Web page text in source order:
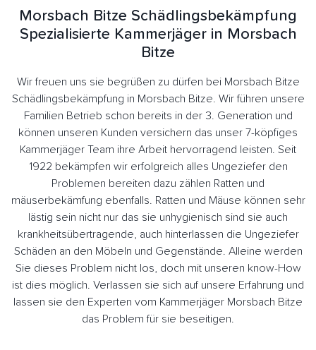
Morsbach Bitze Schädlingsbekämpfung
Spezialisierte Kammerjäger in Morsbach
Bitze
Wir freuen uns sie begrüßen zu dürfen bei Morsbach Bitze
Schädlingsbekämpfung in Morsbach Bitze. Wir führen unsere
Familien Betrieb schon bereits in der 3. Generation und
können unseren Kunden versichern das unser 7-köpfiges
Kammerjäger Team ihre Arbeit hervorragend leisten. Seit
1922 bekämpfen wir erfolgreich alles Ungeziefer den
Problemen bereiten dazu zählen Ratten und
mäuserbekämfung ebenfalls. Ratten und Mäuse können sehr
lästig sein nicht nur das sie unhygienisch sind sie auch
krankheitsübertragende, auch hinterlassen die Ungeziefer
Schäden an den Möbeln und Gegenstände. Alleine werden
Sie dieses Problem nicht los, doch mit unseren know-How
ist dies möglich. Verlassen sie sich auf unsere Erfahrung und
lassen sie den Experten vom Kammerjäger Morsbach Bitze
das Problem für sie beseitigen.